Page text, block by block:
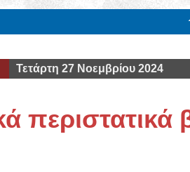
Τετάρτη 27 Νοεμβρίου 2024
περιστατικά